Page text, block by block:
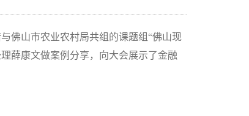
佛山市农业农村局共组的课题组“佛山现
薛康文做案例分享，向大会展示了金融